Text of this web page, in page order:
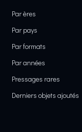
Par ères
Par pays
Par formats
Par années
Pressages rares
Derniers objets ajoutés